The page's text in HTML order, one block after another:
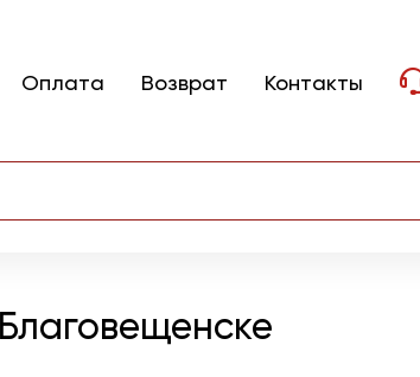
Оплата Возврат Контакты